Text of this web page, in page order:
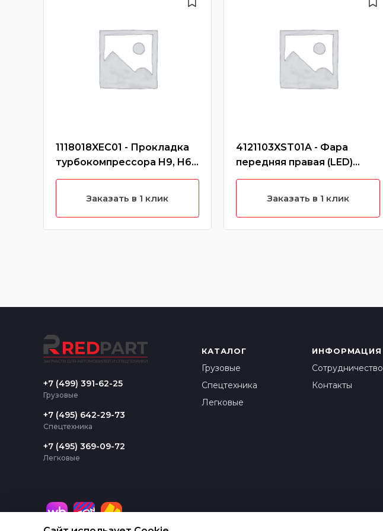
1118018XEC01 - Прокладка
турбокомпрессора H9, H6
Coupe, F7 2,0 4C20
Заказать в 1 клик
4121103XST01A - Фара
передняя правая (LED)
Jolion
Заказать в 1 клик
+7 (499) 391-62-25
Грузовые
+7 (495) 642-29-73
Спецтехника
+7 (495) 369-09-72
Легковые
КАТАЛОГ
Грузовые
Спецтехника
Легковые
ИНФОРМАЦИЯ
Сотрудничество
Контакты